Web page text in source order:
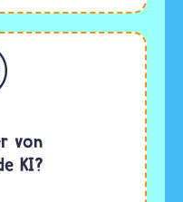
von
KI?